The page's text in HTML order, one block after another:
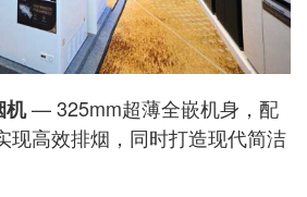
机— 325mm超薄全嵌机身，配
现高效排烟，同时打造现代简洁